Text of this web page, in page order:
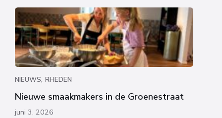
NIEUWS, RHEDEN
Nieuwe smaakmakers in de Groenestraat
juni 3, 2026